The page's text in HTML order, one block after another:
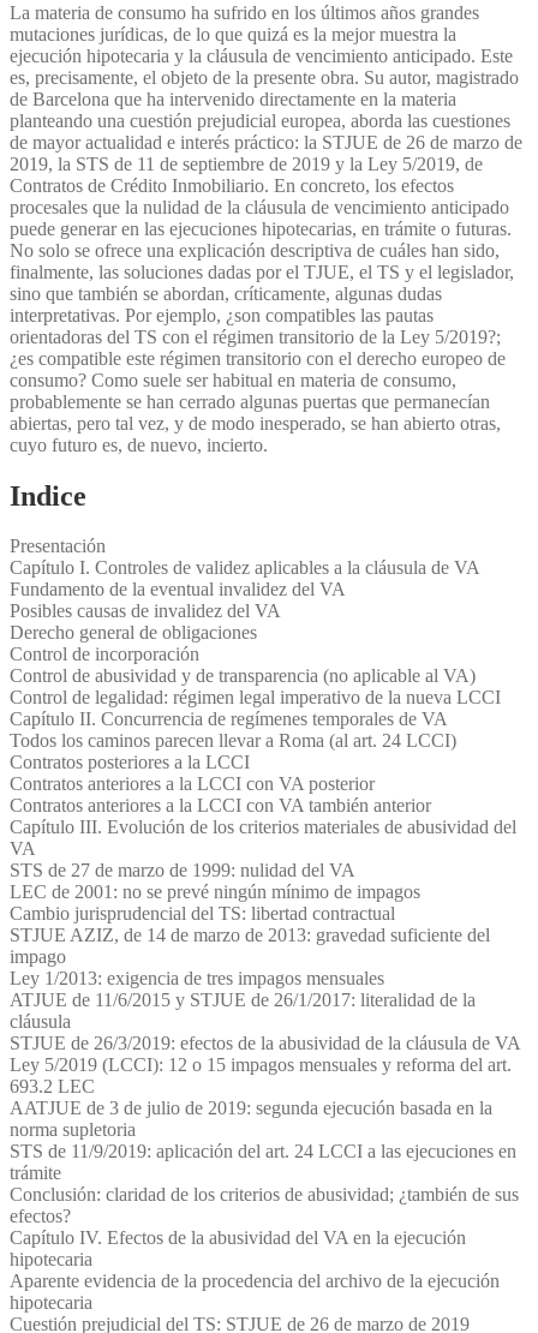
La materia de consumo ha sufrido en los últimos años grandes
mutaciones jurídicas, de lo que quizá es la mejor muestra la
ejecución hipotecaria y la cláusula de vencimiento anticipado. Este
es, precisamente, el objeto de la presente obra. Su autor, magistrado
de Barcelona que ha intervenido directamente en la materia
planteando una cuestión prejudicial europea, aborda las cuestiones
de mayor actualidad e interés práctico: la STJUE de 26 de marzo de
2019, la STS de 11 de septiembre de 2019 y la Ley 5/2019, de
Contratos de Crédito Inmobiliario. En concreto, los efectos
procesales que la nulidad de la cláusula de vencimiento anticipado
puede generar en las ejecuciones hipotecarias, en trámite o futuras.
No solo se ofrece una explicación descriptiva de cuáles han sido,
finalmente, las soluciones dadas por el TJUE, el TS y el legislador,
sino que también se abordan, críticamente, algunas dudas
interpretativas. Por ejemplo, ¿son compatibles las pautas
orientadoras del TS con el régimen transitorio de la Ley 5/2019?;
¿es compatible este régimen transitorio con el derecho europeo de
consumo? Como suele ser habitual en materia de consumo,
probablemente se han cerrado algunas puertas que permanecían
abiertas, pero tal vez, y de modo inesperado, se han abierto otras,
cuyo futuro es, de nuevo, incierto.
Indice
Presentación
Capítulo I. Controles de validez aplicables a la cláusula de VA
Fundamento de la eventual invalidez del VA
Posibles causas de invalidez del VA
Derecho general de obligaciones
Control de incorporación
Control de abusividad y de transparencia (no aplicable al VA)
Control de legalidad: régimen legal imperativo de la nueva LCCI
Capítulo II. Concurrencia de regímenes temporales de VA
Todos los caminos parecen llevar a Roma (al art. 24 LCCI)
Contratos posteriores a la LCCI
Contratos anteriores a la LCCI con VA posterior
Contratos anteriores a la LCCI con VA también anterior
Capítulo III. Evolución de los criterios materiales de abusividad del
VA
STS de 27 de marzo de 1999: nulidad del VA
LEC de 2001: no se prevé ningún mínimo de impagos
Cambio jurisprudencial del TS: libertad contractual
STJUE AZIZ, de 14 de marzo de 2013: gravedad suficiente del
impago
Ley 1/2013: exigencia de tres impagos mensuales
ATJUE de 11/6/2015 y STJUE de 26/1/2017: literalidad de la
cláusula
STJUE de 26/3/2019: efectos de la abusividad de la cláusula de VA
Ley 5/2019 (LCCI): 12 o 15 impagos mensuales y reforma del art.
693.2 LEC
AATJUE de 3 de julio de 2019: segunda ejecución basada en la
norma supletoria
STS de 11/9/2019: aplicación del art. 24 LCCI a las ejecuciones en
trámite
Conclusión: claridad de los criterios de abusividad; ¿también de sus
efectos?
Capítulo IV. Efectos de la abusividad del VA en la ejecución
hipotecaria
Aparente evidencia de la procedencia del archivo de la ejecución
hipotecaria
Cuestión prejudicial del TS: STJUE de 26 de marzo de 2019